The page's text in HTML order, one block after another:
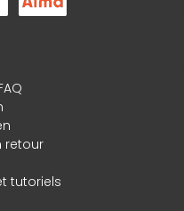
retour
tutoriels